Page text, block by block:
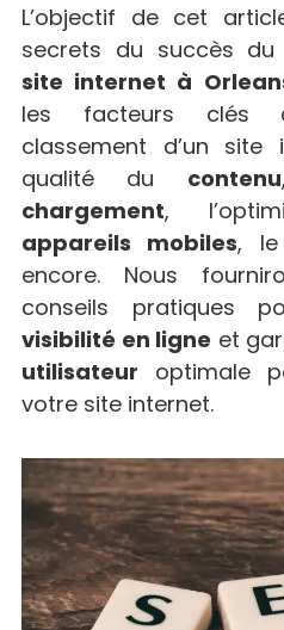
L’objectif de cet
secrets du succès du
site internet à
les facteurs clés
classement d’un
qualité du contenu
chargement,
appareils mobiles, le
encore. Nous
conseils pratiques
visibilité en ligne et
utilisateur optimale
votre site internet.